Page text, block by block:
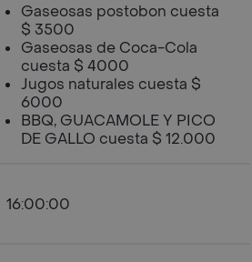
Gaseosas postobon cuesta
$ 3500
Gaseosas de Coca-Cola
cuesta $ 4000
Jugos naturales cuesta $
6000
BBQ, GUACAMOLE Y PICO
DE GALLO cuesta $ 12.000
16:00:00